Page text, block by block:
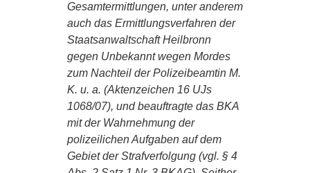
Gesamtermittlungen, unter anderem
auch das Ermittlungsverfahren der
Staatsanwaltschaft Heilbronn
gegen Unbekannt wegen Mordes
zum Nachteil der Polizeibeamtin M.
K. u. a. (Aktenzeichen 16 UJs
1068/07), und beauftragte das BKA
mit der Wahrnehmung der
polizeilichen Aufgaben auf dem
Gebiet der Strafverfolgung (vgl. § 4